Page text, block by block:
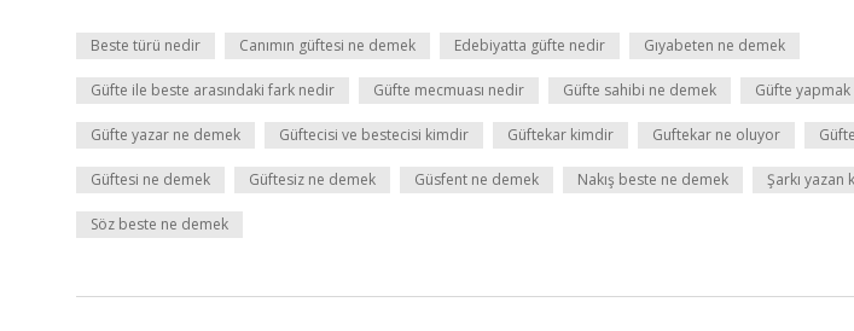
Beste türü nedir Canımın güftesi ne demek Edebiyatta güfte nedir Gıyabeten ne demek
Güfte ile beste arasındaki fark nedir Güfte mecmuası nedir Güfte sahibi ne demek Güfte
Güfte yazar ne demek Güftecisi ve bestecisi kimdir Güftekar kimdir Guftekar ne oluyor
Güftesi ne demek Güftesiz ne demek Güsfent ne demek Nakış beste ne demek Şarkı yazan
Söz beste ne demek